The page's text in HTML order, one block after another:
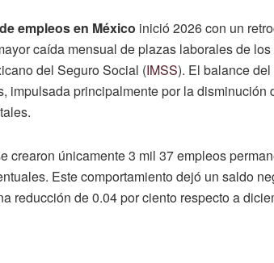
empleos en México inició 2026 con un
caída mensual de plazas laborales de
del Seguro Social (IMSS). El balance
impulsada principalmente por la
crearon únicamente 3 mil 37 empleos
Este comportamiento dejó un saldo
reducción de 0.04 por ciento respecto a